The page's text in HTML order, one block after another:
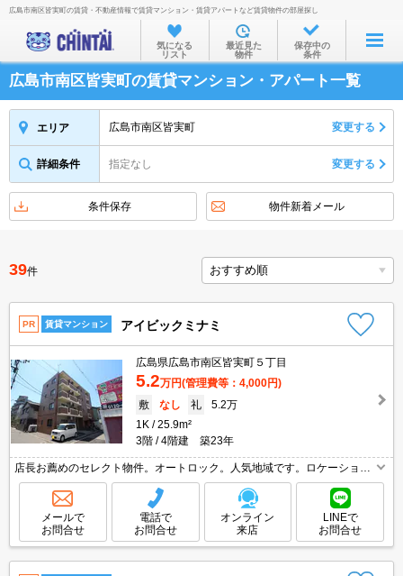
お部屋を探す
沿線・駅から
住所から
家賃相場から
物件特集から
不動産会社から
TOP
広島市南区皆実町の賃貸・不動産情報で賃貸マンション・賃貸アパートなど賃貸物件の部屋探し
気になる
リスト
最近見た
物件
保存中の
条件
広島市南区皆実町の賃貸マンション・アパート一覧
エリア 広島市南区皆実町 変更する
詳細条件 指定なし 変更する
条件保存 物件新着メール
39件
PR 賃貸マンション アイビックミナミ
広島県広島市南区皆実町５丁目
5.2万円(管理費等：4,000円)
敷
なし 礼
5.2万
1K
25.9m²
3階
4階建 築23年
店長お薦めのセレクト物件。オートロック。人気地域です。ロケーション
良好。初期費用・家賃カード払い可。久しぶりに空きました。引越指定業
者あり。光インターネット無料使い放題。
メールで
お問合せ
電話で
お問合せ
オンライン
来店
LINEで
お問合せ